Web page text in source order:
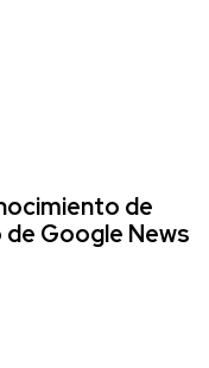
de
Google News